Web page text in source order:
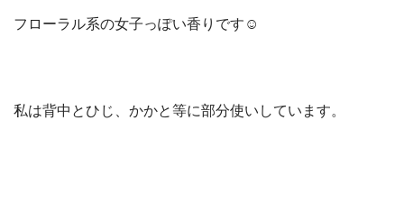
フローラル系の女子っぽい香りです☺️
私は背中とひじ、かかと等に部分使いしています。